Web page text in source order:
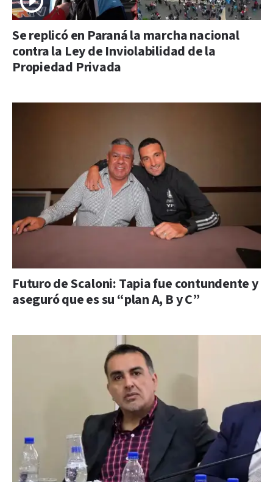
Se replicó en Paraná la marcha nacional
contra la Ley de Inviolabilidad de la
Propiedad Privada
Futuro de Scaloni: Tapia fue contundente y
aseguró que es su “plan A, B y C”